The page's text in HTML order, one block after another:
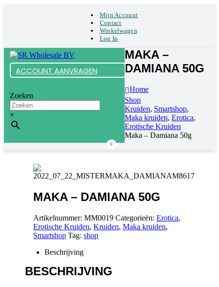
Mijn Account
Contact
Winkelwagen
Log In
ACCOUNT AANVRAGEN
Zoeken
×
0
MAKA –
DAMIANA 50G
Home
Shop
Kruiden, Smartshop,
Maka kruiden, Erotica,
Erotische Kruiden
Maka – Damiana 50g
MAKA – DAMIANA 50G
Artikelnummer:MM0019 Categorieën:Erotica,
Erotische Kruiden,Kruiden,Maka kruiden,
Smartshop Tag:shop
Beschrijving
BESCHRIJVING